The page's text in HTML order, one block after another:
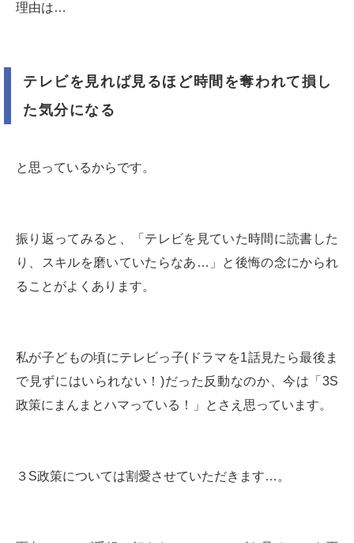
理由は…
テレビを見れば見るほど時間を奪われて損し
た気分になる
と思っているからです。
振り返ってみると、「テレビを見ていた時間に読書した
り、スキルを磨いていたらなあ…」と後悔の念にかられ
ることがよくあります。
私が子どもの頃にテレビっ子(ドラマを1話見たら最後ま
で見ずにはいられない！)だった反動なのか、今は「3S
政策にまんまとハマっている！」とさえ思っています。
３S政策については割愛させていただきます…。